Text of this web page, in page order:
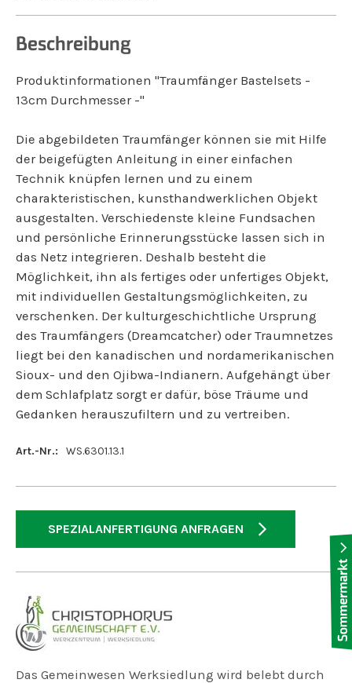
Beschreibung
Produktinformationen "Traumfänger Bastelsets -
13cm Durchmesser -"
Die abgebildeten Traumfänger können sie mit Hilfe
der beigefügten Anleitung in einer einfachen
Technik knüpfen lernen und zu einem
charakteristischen, kunsthandwerklichen Objekt
ausgestalten. Verschiedenste kleine Fundsachen
und persönliche Erinnerungsstücke lassen sich in
das Netz integrieren. Deshalb besteht die
Möglichkeit, ihn als fertiges oder unfertiges Objekt,
mit individuellen Gestaltungsmöglichkeiten, zu
verschenken. Der kulturgeschichtliche Ursprung
des Traumfängers (Dreamcatcher) oder Traumnetzes
liegt bei den kanadischen und nordamerikanischen
Sioux- und den Ojibwa-Indianern. Aufgehängt über
dem Schlafplatz sorgt er dafür, böse Träume und
Gedanken herauszufiltern und zu vertreiben.
Art.-Nr.: WS.6301.13.1
SPEZIALANFERTIGUNG ANFRAGEN
Das Gemeinwesen Werksiedlung wird belebt durch